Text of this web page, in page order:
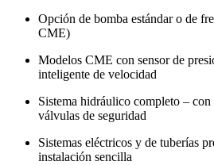
Opción de bomba estándar o de
CME)
Modelos CME con sensor de
inteligente de velocidad
Sistema hidráulico completo –
válvulas de seguridad
Sistemas eléctricos y de tuberías
instalación sencilla